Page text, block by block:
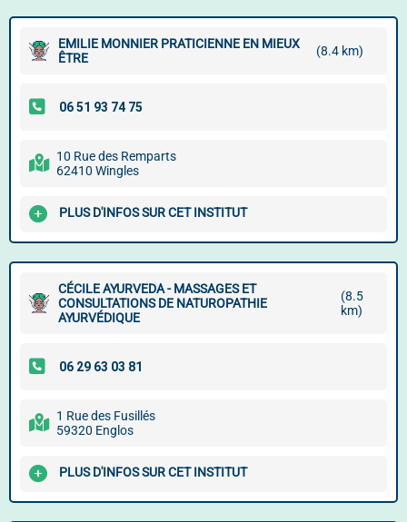
EMILIE MONNIER PRATICIENNE EN MIEUX
ÊTRE
(8.4 km)
10 Rue des Remparts
62410 Wingles
PLUS D'INFOS SUR CET INSTITUT
CÉCILE AYURVEDA - MASSAGES ET
CONSULTATIONS DE NATUROPATHIE
AYURVÉDIQUE
(8.5
km)
1 Rue des Fusillés
59320 Englos
PLUS D'INFOS SUR CET INSTITUT